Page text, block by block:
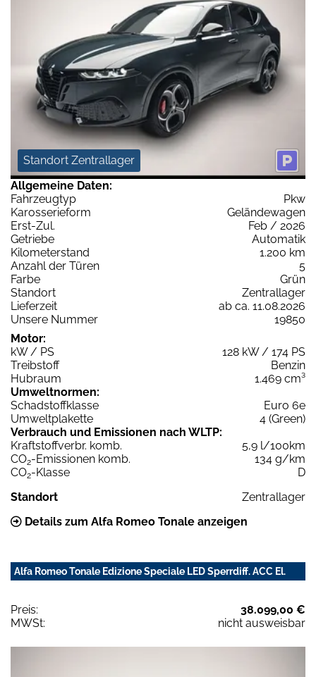
Standort Zentrallager
Allgemeine Daten:
Fahrzeugtyp
Pkw
Karosserieform
Geländewagen
Erst-Zul.
Feb / 2026
Getriebe
Automatik
Kilometerstand
1.200 km
Anzahl der Türen
5
Farbe
Grün
Standort
Zentrallager
Lieferzeit
ab ca. 11.08.2026
Unsere Nummer
19850
Motor:
kW / PS
128 kW / 174 PS
Treibstoff
Benzin
Hubraum
1.469 cm³
Umweltnormen:
Schadstoffklasse
Euro 6e
Umweltplakette
4 (Green)
Verbrauch und Emissionen nach WLTP:
Kraftstoffverbr. komb.
5,9 l/100km
CO2-Emissionen komb.
134 g/km
CO2-Klasse
D
Standort
Zentrallager
Details zum Alfa Romeo Tonale anzeigen
Alfa Romeo Tonale Edizione Speciale LED Sperrdiff. ACC El.
Preis:
38.099,00 €
MWSt:
nicht ausweisbar